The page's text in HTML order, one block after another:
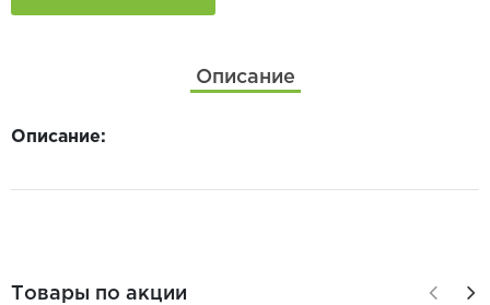
Описание
Описание:
Товары по акции